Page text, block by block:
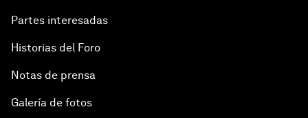
Partes interesadas
Historias del Foro
Notas de prensa
Galería de fotos